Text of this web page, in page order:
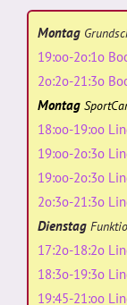
Montag
19:oo-2o:1o
2o:2o-21:3o
Montag
18:oo-19:oo
19:oo-2o:3o
19:oo-2o:3o
2o:3o-21:3o
Dienstag
17:2o-18:2o
18:3o-19:3o
19:45-21:oo